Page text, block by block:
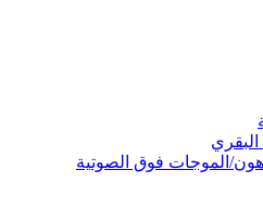
البقري
الموجات فوق الصوتية